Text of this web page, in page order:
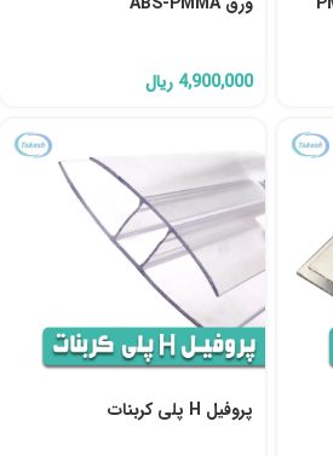
4,900,000 ریال
پروفیل H پلی کربنات